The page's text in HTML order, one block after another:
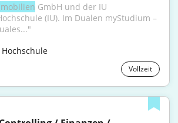
GmbH und der IU
(IU). Im Dualen myStudium –
Vollzeit